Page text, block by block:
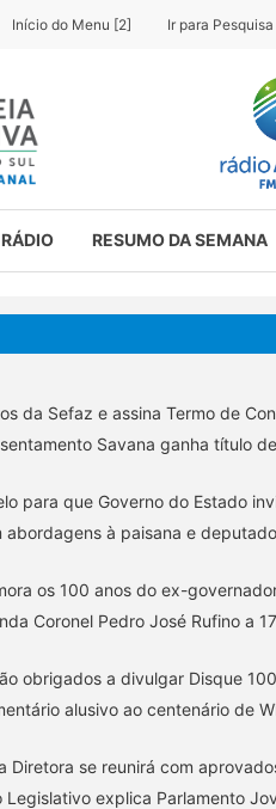
Início do Menu [2] Ir para
RESUMO DA SEMANA
da Sefaz e assina Termo de
Savana ganha título
para que Governo do Estado
à paisana e
os 100 anos do ex-
Coronel Pedro José Rufino a
obrigados a divulgar Disque
alusivo ao centenário de
Diretora se reunirá com
Legislativo explica Parlamento